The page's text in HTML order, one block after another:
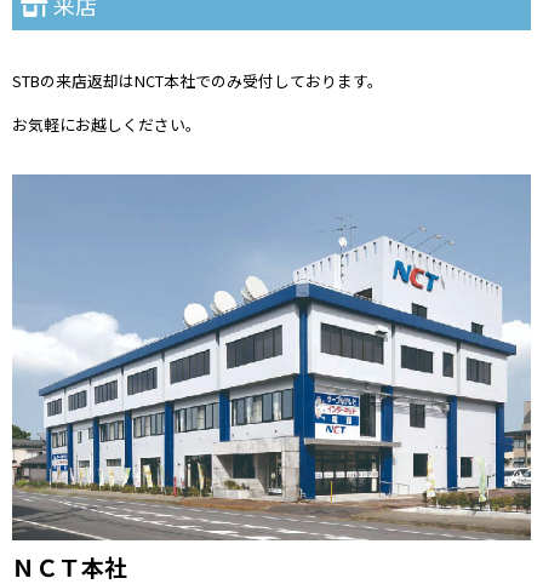
お気軽にお越しください。
ＮＣＴ本社